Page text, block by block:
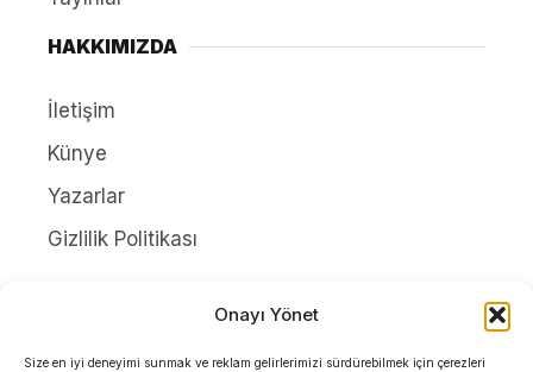
Onayı Yönet
Size en iyi deneyimi sunmak ve reklam gelirlerimizi sürdürebilmek için çerezleri
HAKKIMIZDA
İletişim
Künye
Yazarlar
Gizlilik Politikası